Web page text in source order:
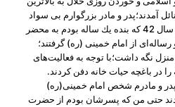
آمدند؛پدر و مادر بزرگوارم بی ‌سواد
بودند ولی بصیرت داشتند؛پدرم سال 42 كه بنده یك ساله بودم به محضر
از امام خمینی (ره‌) ‌گرفتند؛
را تا سال 1356 در منزل نگه داشت؛با توجه به فعالیت‌های
در باغچه حیات خانه دفن كردند.
و مادرم شخص امام خمینی(ره)
حتی من كه پسرشان بودم از حضرت